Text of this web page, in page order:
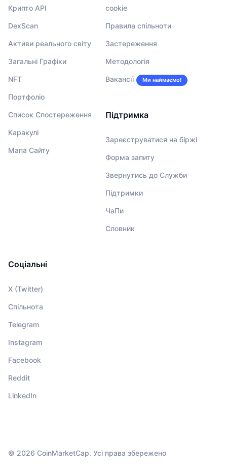
Крипто API
DexScan
Активи реального світу
Загальні Графіки
NFT
Портфоліо
Список Спостереження
Каракулі
Мапа Сайту
cookie
Правила спільноти
Застереження
Методологія
Вакансії Ми наймаємо!
Підтримка
Зареєструватися на біржі
Форма запиту
Звернутись до Служби
Підтримки
ЧаПи
Словник
Соціальні
X (Twitter)
Спільнота
Telegram
Instagram
Facebook
Reddit
LinkedIn
© 2026 CoinMarketCap. Усі права збережено